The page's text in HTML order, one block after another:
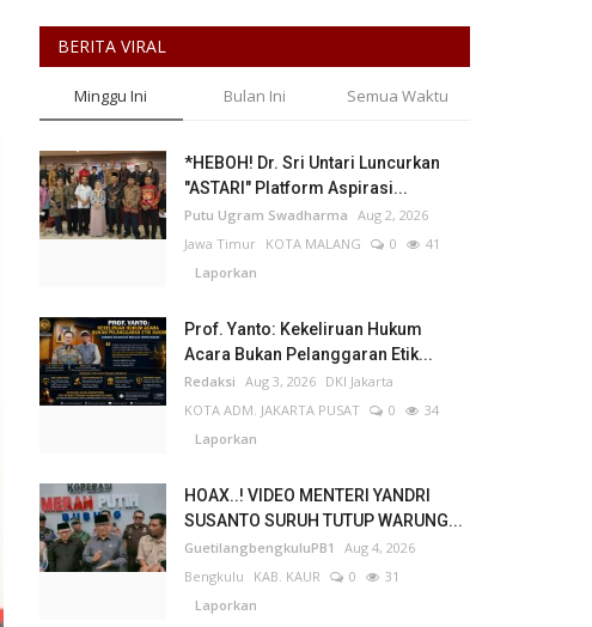
BERITA VIRAL
Minggu Ini Bulan Ini Semua Waktu
*HEBOH! Dr. Sri Untari Luncurkan
"ASTARI" Platform Aspirasi...
Putu Ugram Swadharma Aug 2, 2026
Jawa Timur KOTA MALANG 0
41
Laporkan
Prof. Yanto: Kekeliruan Hukum
Acara Bukan Pelanggaran Etik...
Redaksi Aug 3, 2026 DKI Jakarta
KOTA ADM. JAKARTA PUSAT
0
34
Laporkan
HOAX..! VIDEO MENTERI YANDRI
SUSANTO SURUH TUTUP WARUNG...
GuetilangbengkuluPB1
Aug 4, 2026
Bengkulu
KAB. KAUR 0
31
Laporkan